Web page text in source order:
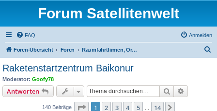
Forum Satellitenwelt
FAQ Anmelden
Foren-Übersicht Foren Raumfahrtfirmen, Organisationen und Satellitenträger
Raketenstartzentrum Baikonur
Moderator: Goofy78
Antworten Suche
140 Beiträge Seite 1von 14
1 2 3 4 5 14